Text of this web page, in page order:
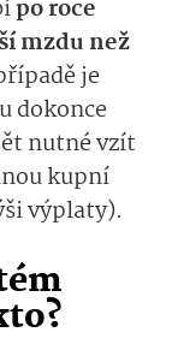
po roce
mzdu než
je
dokonce
nutné vzít
kupní
výplaty).